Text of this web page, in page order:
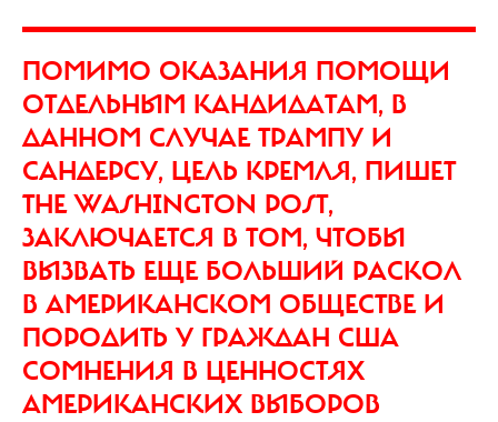
ПОМИМО ОКАЗАНИЯ ПОМОЩИ
ОТДЕЛЬНЫМ КАНДИДАТАМ, В
ДАННОМ СЛУЧАЕ ТРАМПУ И
САНДЕРСУ, ЦЕЛЬ КРЕМЛЯ, ПИШЕТ
THE WASHINGTON POST,
ЗАКЛЮЧАЕТСЯ В ТОМ, ЧТОБЫ
ВЫЗВАТЬ ЕЩЕ БОЛЬШИЙ РАСКОЛ
В АМЕРИКАНСКОМ ОБЩЕСТВЕ И
ПОРОДИТЬ У ГРАЖДАН США
СОМНЕНИЯ В ЦЕННОСТЯХ
АМЕРИКАНСКИХ ВЫБОРОВ